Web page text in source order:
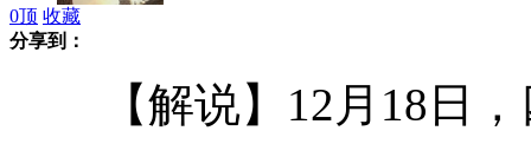
0顶 收藏
分享到：
【解说】12月18日，